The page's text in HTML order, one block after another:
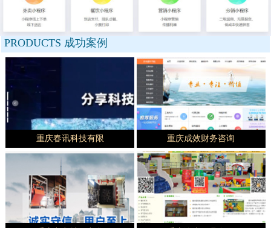
PRODUCTS 成功案例
重庆春讯科技有限 重庆成效财务咨询